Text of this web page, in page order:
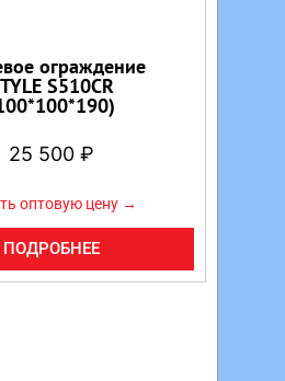
ограждение
S510CR
25 500 ₽
оптовую цену →
ПОДРОБНЕЕ